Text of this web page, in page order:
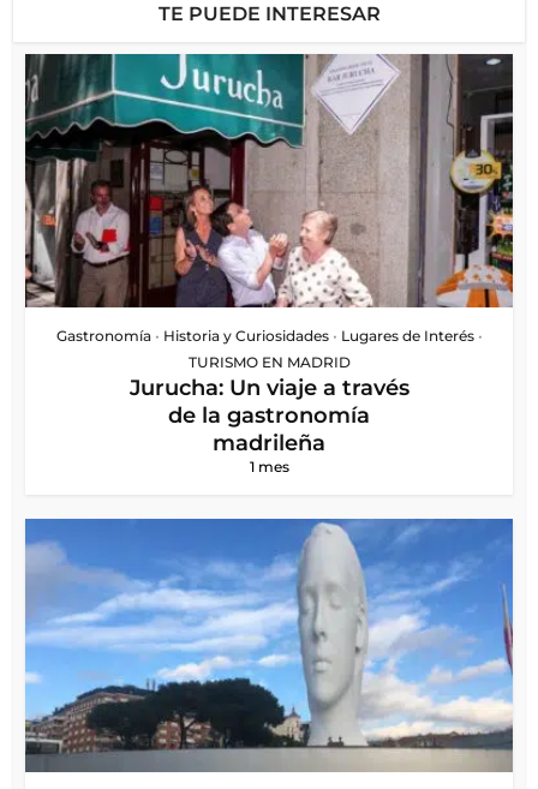
TE PUEDE INTERESAR
Gastronomía • Historia y Curiosidades • Lugares de Interés •
TURISMO EN MADRID
Jurucha: Un viaje a través
de la gastronomía
madrileña
1 mes